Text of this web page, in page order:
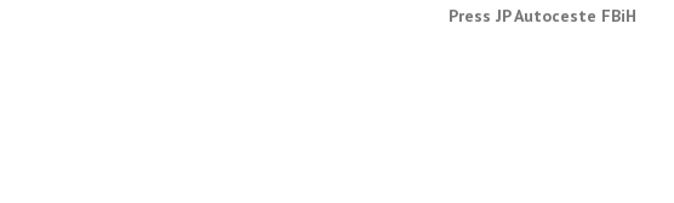
Press JP Autoceste FBiH